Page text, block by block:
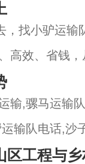
找小驴运输
高效、省钱
期骡子马队
人，损坏财
输,骡马运输
输队电话,沙
马运输队,水
区工程与